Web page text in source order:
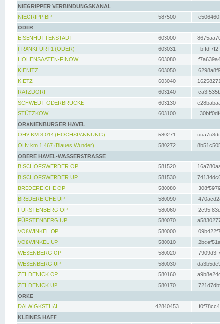
NIEGRIPPER VERBINDUNGSKANAL
NIEGRIPP BP
587500
ODER
EISENHÜTTENSTADT
603000
FRANKFURT1 (ODER)
603031
HOHENSAATEN-FINOW
603080
KIENITZ
603050
KIETZ
603040
RATZDORF
603140
SCHWEDT-ODERBRÜCKE
603130
STÜTZKOW
603100
ORANIENBURGER HAVEL
OHV KM 3.014 (HOCHSPANNUNG)
580271
OHv km 1.467 (Blaues Wunder)
580272
OBERE HAVEL-WASSERSTRASSE
BISCHOFSWERDER OP
581520
BISCHOFSWERDER UP
581530
BREDEREICHE OP
580080
BREDEREICHE UP
580090
FÜRSTENBERG OP
580060
FÜRSTENBERG UP
580070
VOßWINKEL OP
580000
VOßWINKEL UP
580010
WESENBERG OP
580020
WESENBERG UP
580030
ZEHDENICK OP
580160
ZEHDENICK UP
580170
ORKE
DALWIGKSTHAL
42840453
KLEINES HAFF